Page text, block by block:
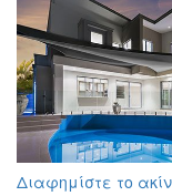
Διαφημίστε το